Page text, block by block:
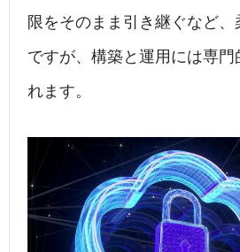
限をそのまま引き継ぐなど
ですが、構築と運用には専門
れます。